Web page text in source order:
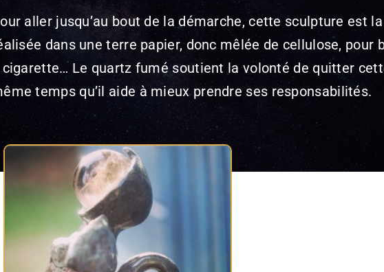
aller jusqu’au bout de la démarche, cette sculpture est
dans une terre papier, donc mêlée de cellulose, pour
cigarette… Le quartz fumé soutient la volonté de quitter
temps qu’il aide à mieux prendre ses responsabilités.